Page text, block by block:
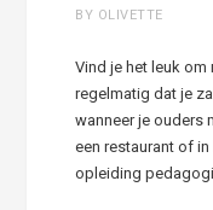
BY OLIVETTE
Vind je het leuk om
regelmatig dat je
wanneer je ouders
een restaurant of
opleiding